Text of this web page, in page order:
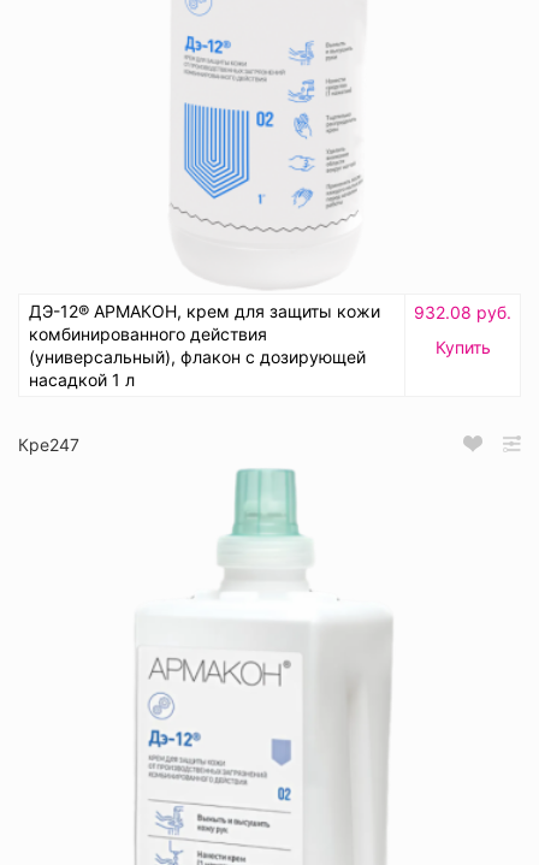
ДЭ-12® АРМАКОН, крем для защиты кожи
комбинированного действия
(универсальный), флакон с дозирующей
насадкой 1 л
932.08 руб.
Купить
Кре247